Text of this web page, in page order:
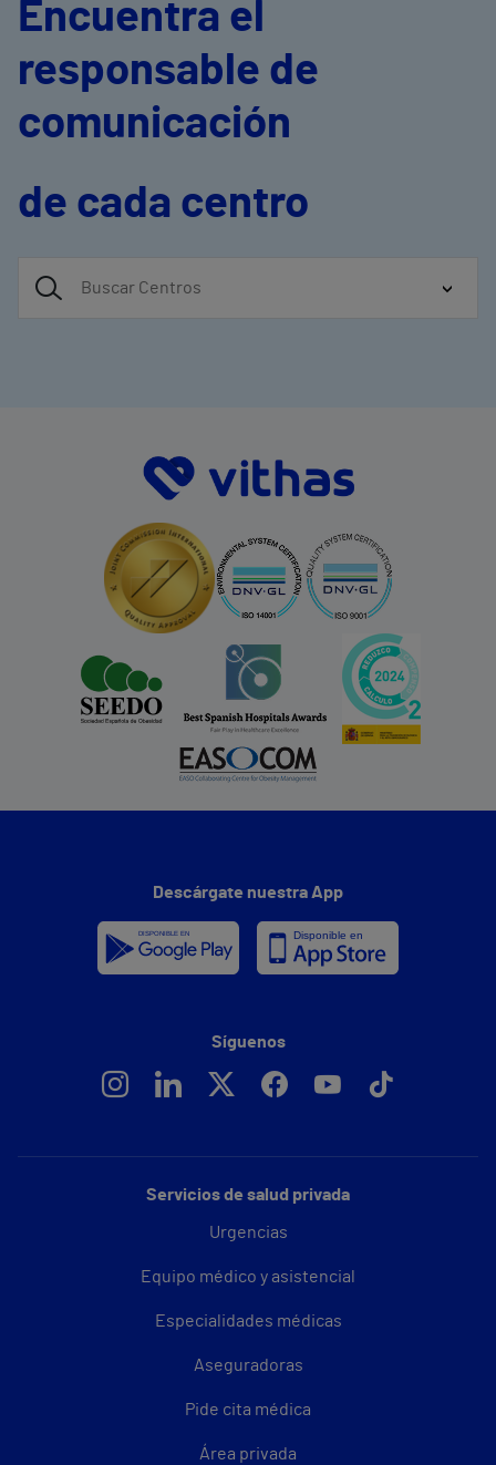
Encuentra el
responsable de
comunicación
de cada centro
Servicios de salud privada
Urgencias
Equipo médico y asistencial
Especialidades médicas
Aseguradoras
Pide cita médica
Área privada
Descárgate nuestra App
Síguenos